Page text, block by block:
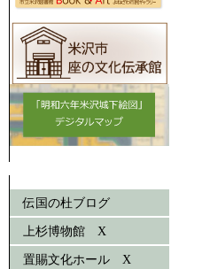
伝国の杜ブログ
上杉博物館 X
置賜文化ホール X